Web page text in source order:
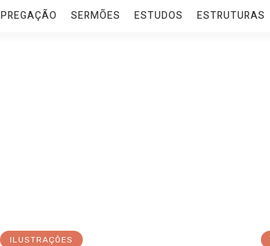
PREGAÇÃO SERMÕES ESTUDOS ESTRUTURAS
ILUSTRAÇÕES